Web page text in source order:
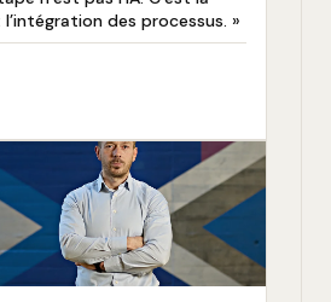
des processus. »